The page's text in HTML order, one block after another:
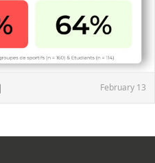
February 13